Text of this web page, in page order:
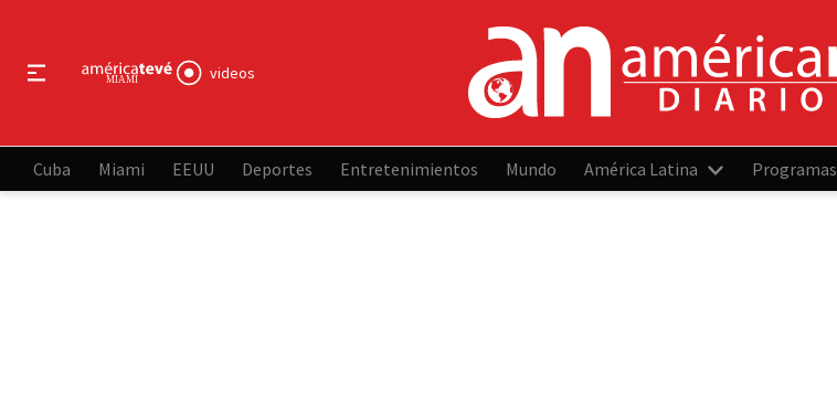
videos
Cuba Miami EEUU Deportes Entretenimientos Mundo América Latina Programas